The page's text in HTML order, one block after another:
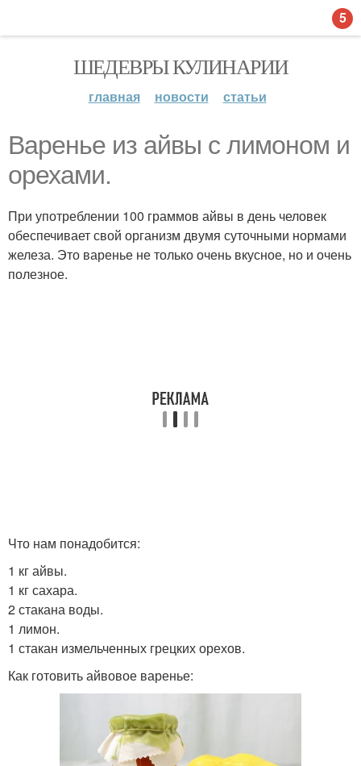
ШЕДЕВРЫ КУЛИНАРИИ
главная новости статьи
Варенье из айвы с лимоном и
орехами.
При употреблении 100 граммов айвы в день человек
обеспечивает свой организм двумя суточными нормами
железа. Это варенье не только очень вкусное, но и очень
полезное.
Что нам понадобится:
1 кг айвы.
1 кг сахара.
2 стакана воды.
1 лимон.
1 стакан измельченных грецких орехов.
Как готовить айвовое варенье:
5